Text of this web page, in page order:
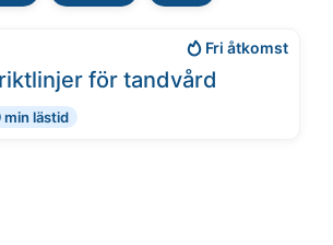
Fri åtkomst
för tandvård
min lästid